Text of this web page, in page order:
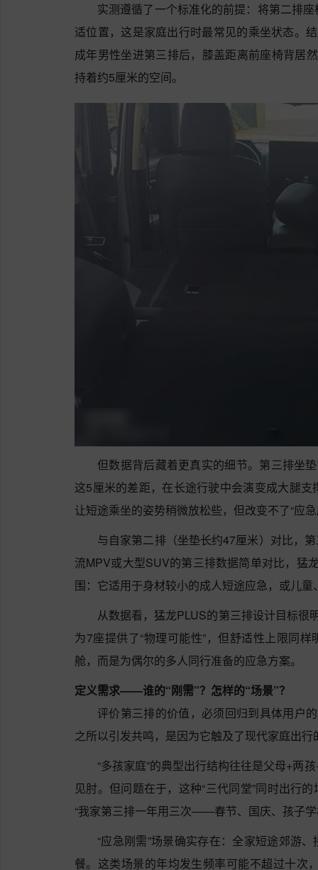
实测遵循了一个标准化的前提：将第二排
适位置，这是家庭出行时最常见的乘坐状态
成年男性坐进第三排后，膝盖距离前座椅背居
持着约5厘米的空间。
但数据背后藏着更真实的细节。第三排坐
这5厘米的差距，在长途行驶中会演变成大腿
让短途乘坐的姿势稍微放松些，但改变不了“应
与自家第二排（坐垫长约47厘米）对比，
流MPV或大型SUV的第三排数据简单对比，猛
围：它适用于身材较小的成人短途应急，或儿童
从数据看，猛龙PLUS的第三排设计目标很
为7座提供了“物理可能性”，但舒适性上限同
舱，而是为偶尔的多人同行准备的应急方案。
定义需求——谁的“刚需”？怎样的“场景”？
评价第三排的价值，必须回归到具体用户
之所以引发共鸣，是因为它触及了现代家庭出行
“多孩家庭”的典型出行结构往往是父母+两
见肘。但问题在于，这种“三代同堂”同时出行
“我家第三排一年用三次——春节、国庆、孩子
“应急刚需”场景确实存在：全家短途郊游
餐。这类场景的年均发生频率可能不超过十次